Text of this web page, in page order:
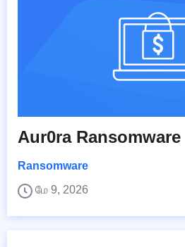
Aur0ra Ransomware
Ransomware
மே 9, 2026